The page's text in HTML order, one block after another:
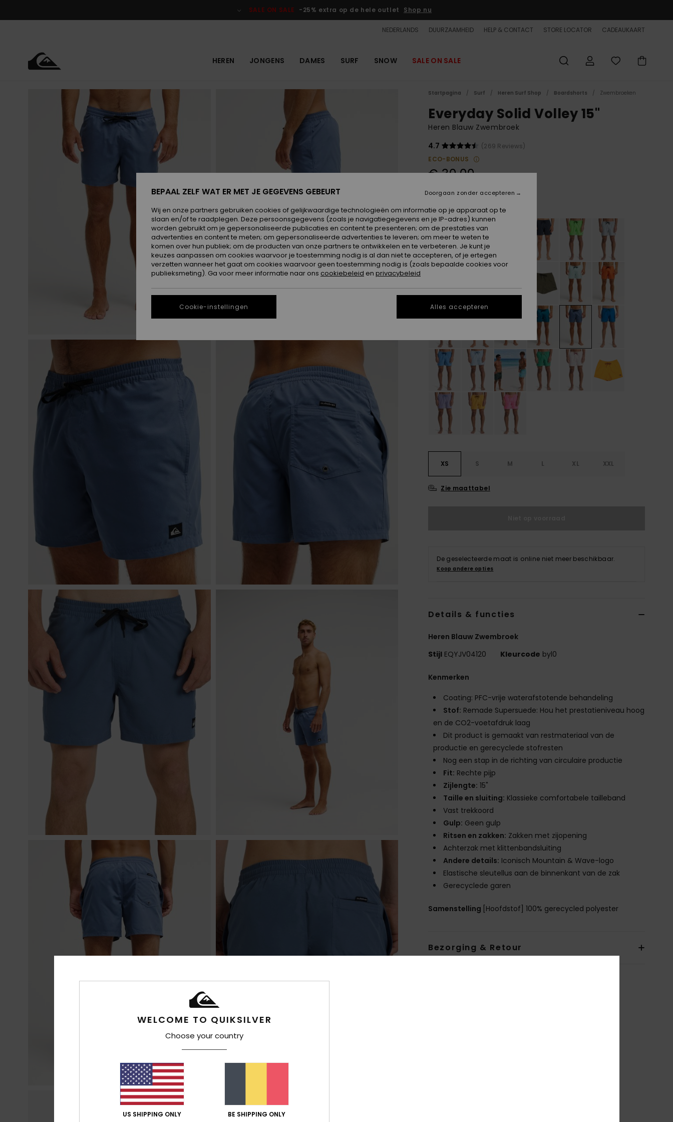
SALE ON SALE -25% extra op de hele outlet Shop nu
NEDERLANDS DUURZAAMHEID HELP & CONTACT STORE LOCATOR CADEAUKAART
HEREN JONGENS DAMES SURF SNOW SALE ON SALE
Startpagina Surf Heren Surf Shop Boardshorts Zwembroeken
Everyday Solid Volley 15"
Heren Blauw Zwembroek
4.7
(269 Reviews)
ECO-BONUS
€ 30,00
XS S M L XL XXL
Zie maattabel
De geselecteerde maat is online niet meer beschikbaar.
Koop andere opties
Details & functies
Heren Blauw Zwembroek
Stijl EQYJV04120 Kleurcode byl0
Kenmerken
Coating: PFC-vrije waterafstotende behandeling
Stof: Remade Supersuede: Hou het prestatieniveau hoog
en de CO2-voetafdruk laag
Dit product is gemaakt van restmateriaal van de
productie en gerecyclede stofresten
Nog een stap in de richting van circulaire productie
Fit: Rechte pijp
Zijlengte: 15"
Taille en sluiting: Klassieke comfortabele tailleband
Vast trekkoord
Gulp: Geen gulp
Ritsen en zakken: Zakken met zijopening
Achterzak met klittenbandsluiting
Andere details: Iconisch Mountain & Wave-logo
Elastische sleutellus aan de binnenkant van de zak
Gerecyclede garen
Samenstelling [Hoofdstof] 100% gerecycled polyester
Bezorging & Retour
WELCOME TO QUIKSILVER
Choose your country
US SHIPPING ONLY BE SHIPPING ONLY
BEPAAL ZELF WAT ER MET JE GEGEVENS GEBEURT
Wij en onze partners gebruiken cookies of gelijkwaardige technologieën om informatie op je apparaat op te
slaan en/of te raadplegen. Deze persoonsgegevens (zoals je navigatiegegevens en je IP-adres) kunnen
worden gebruikt om je gepersonaliseerde publicaties en content te presenteren; om de prestaties van
advertenties en content te meten; om gepersonaliseerde advertenties te leveren; om meer te weten te
komen over hun publiek; om de producten van onze partners te ontwikkelen en te verbeteren. Je kunt je
keuzes aanpassen om cookies waarvoor je toestemming nodig is al dan niet te accepteren, of je ertegen
verzetten wanneer het gaat om cookies waarvoor geen toestemming nodig is (zoals bepaalde cookies voor
publieksmeting). Ga voor meer informatie naar ons cookiebeleid en privacybeleid
Cookie-instellingen
Doorgaan zonder accepteren
Alles accepteren